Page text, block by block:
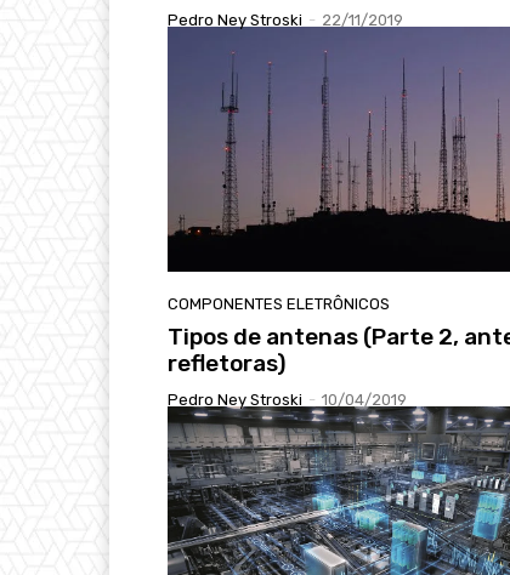
Pedro Ney Stroski - 22/11/2019
COMPONENTES ELETRÔNICOS
Tipos de antenas (Parte 2,
refletoras)
Pedro Ney Stroski - 10/04/2019